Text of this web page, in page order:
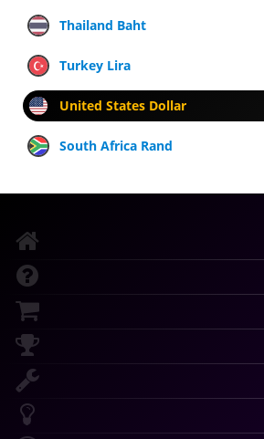
Thailand Baht
Turkey Lira
United States Dollar
South Africa Rand